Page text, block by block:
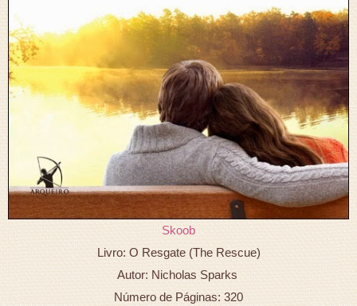
Skoob
Livro: O Resgate (The Rescue)
Autor: Nicholas Sparks
Número de Páginas: 320